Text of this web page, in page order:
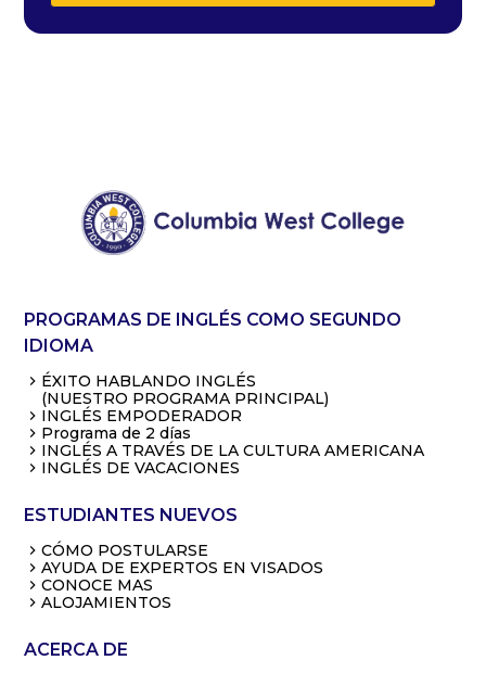
PROGRAMAS DE INGLÉS COMO SEGUNDO
IDIOMA
ÉXITO HABLANDO INGLÉS
(NUESTRO PROGRAMA PRINCIPAL)
INGLÉS EMPODERADOR
Programa de 2 días
INGLÉS A TRAVÉS DE LA CULTURA AMERICANA
INGLÉS DE VACACIONES
ESTUDIANTES NUEVOS
CÓMO POSTULARSE
AYUDA DE EXPERTOS EN VISADOS
CONOCE MAS
ALOJAMIENTOS
ACERCA DE